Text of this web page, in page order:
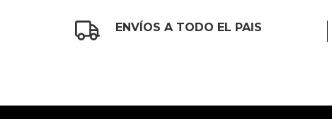
ENVÍOS A TODO EL PAIS